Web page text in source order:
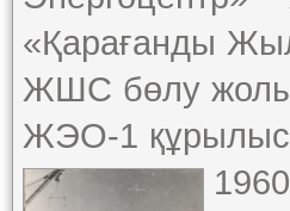
«Қарағанды
ЖШС бөлу
ЖЭО-1